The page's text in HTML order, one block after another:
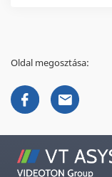
Oldal megosztása: